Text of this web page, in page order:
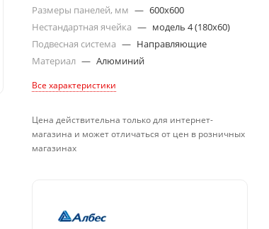
Размеры панелей, мм — 600x600
Нестандартная ячейка — модель 4 (180х60)
Подвесная система — Направляющие
Материал — Алюминий
Все характеристики
Цена действительна только для интернет-
магазина и может отличаться от цен в розничных
магазинах